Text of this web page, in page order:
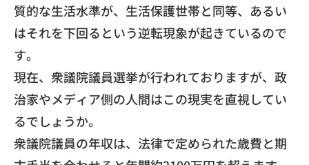
質的な生活水準が、生活保護世帯と同等、 あるい
はそれを下回るという逆転現象が起きているので
す。
​現在、衆議院議員選挙が行われておりますが、 政
治家やメディア側の人間はこの現実を直視してい
るでしょうか。
衆議院議員の年収は、 法律で定められた歳費と期